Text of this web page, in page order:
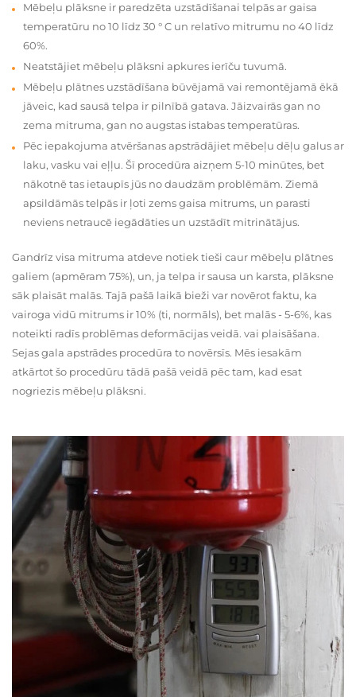
Mēbeļu plāksne ir paredzēta uzstādīšanai telpās ar gaisa
temperatūru no 10 līdz 30 ° C un relatīvo mitrumu no 40 līdz
60%.
Neatstājiet mēbeļu plāksni apkures ierīču tuvumā.
Mēbeļu plātnes uzstādīšana būvējamā vai remontējamā ēkā
jāveic, kad sausā telpa ir pilnībā gatava. Jāizvairās gan no
zema mitruma, gan no augstas istabas temperatūras.
Pēc iepakojuma atvēršanas apstrādājiet mēbeļu dēļu galus ar
laku, vasku vai eļļu. Šī procedūra aizņem 5-10 minūtes, bet
nākotnē tas ietaupīs jūs no daudzām problēmām. Ziemā
apsildāmās telpās ir ļoti zems gaisa mitrums, un parasti
neviens netraucē iegādāties un uzstādīt mitrinātājus.
Gandrīz visa mitruma atdeve notiek tieši caur mēbeļu plātnes
galiem (apmēram 75%), un, ja telpa ir sausa un karsta, plāksne
sāk plaisāt malās. Tajā pašā laikā bieži var novērot faktu, ka
vairoga vidū mitrums ir 10% (ti, normāls), bet malās - 5-6%, kas
noteikti radīs problēmas deformācijas veidā. vai plaisāšana.
Sejas gala apstrādes procedūra to novērsīs. Mēs iesakām
atkārtot šo procedūru tādā pašā veidā pēc tam, kad esat
nogriezis mēbeļu plāksni.